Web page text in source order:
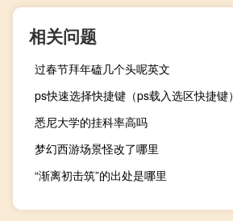
相关问题
过春节拜年磕几个头呢英文
ps快速选择快捷键（ps载入选区快捷键）
悉尼大学的挂科率高吗
梦幻西游场景怪改了哪里
“渐离初击筑”的出处是哪里